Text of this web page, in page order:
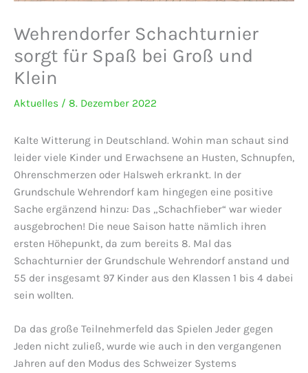
Wehrendorfer Schachturnier
sorgt für Spaß bei Groß und
Klein
Aktuelles / 8. Dezember 2022
Kalte Witterung in Deutschland. Wohin man schaut sind
leider viele Kinder und Erwachsene an Husten, Schnupfen,
Ohrenschmerzen oder Halsweh erkrankt. In der
Grundschule Wehrendorf kam hingegen eine positive
Sache ergänzend hinzu: Das „Schachfieber“ war wieder
ausgebrochen! Die neue Saison hatte nämlich ihren
ersten Höhepunkt, da zum bereits 8. Mal das
Schachturnier der Grundschule Wehrendorf anstand und
55 der insgesamt 97 Kinder aus den Klassen 1 bis 4 dabei
sein wollten.
Da das große Teilnehmerfeld das Spielen Jeder gegen
Jeden nicht zuließ, wurde wie auch in den vergangenen
Jahren auf den Modus des Schweizer Systems